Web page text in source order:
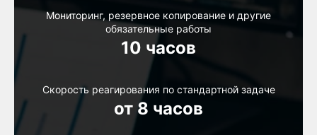
Мониторинг, резервное копирование и другие
обязательные работы
10 часов
Скорость реагирования по стандартной задаче
от 8 часов